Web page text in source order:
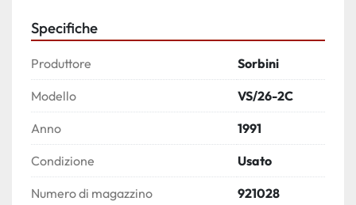
Specifiche
Produttore Sorbini
Modello VS/26-2C
Anno 1991
Condizione Usato
Numero di magazzino 921028